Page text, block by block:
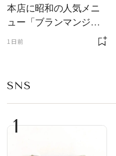
本店に昭和の人気メニ
ュー「ブランマンジ
ェ」「ダックワーズ」
1日前
SNS
1